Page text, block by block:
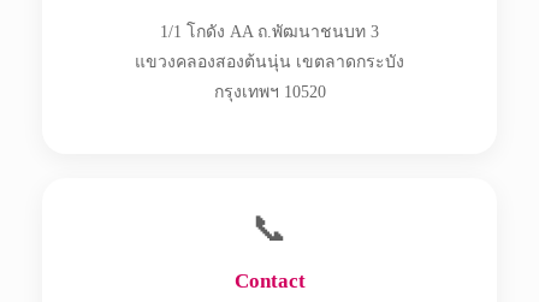
1/1 โกดัง AA ถ.พัฒนาชนบท 3
แขวงคลองสองต้นนุ่น เขตลาดกระบัง
กรุงเทพฯ 10520
📞
Contact